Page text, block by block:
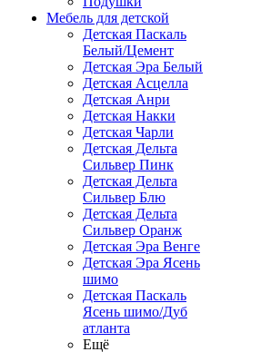
Мебель для детской
Детская Паскаль
Белый/Цемент
Детская Эра Белый
Детская Асцелла
Детская Анри
Детская Накки
Детская Чарли
Детская Дельта
Сильвер Пинк
Детская Дельта
Сильвер Блю
Детская Дельта
Сильвер Оранж
Детская Эра Венге
Детская Эра Ясень
шимо
Детская Паскаль
Ясень шимо/Дуб
атланта
Ещё